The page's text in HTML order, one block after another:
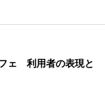
ェ 利用者の表現と